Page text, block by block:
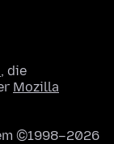
, die
Mozilla
©1998–2026